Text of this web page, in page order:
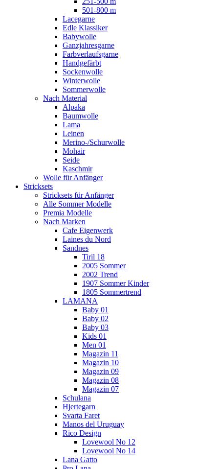
501-800 m
Lacegarne
Edle Klassiker
Babywolle
Ganzjahresgarne
Farbverlaufsgarne
Handgefärbt
Sockenwolle
Winterwolle
Sommerwolle
Nach Material
Alpaka
Baumwolle
Lama
Leinen
Merino-/Schurwolle
Mohair
Seide
Kaschmir
Wolle für Anfänger
Stricksets
Stricksets für Anfänger
Alle Sommer Modelle
Premia Modelle
Nach Marken
Cafe Eigenwerk
Laines du Nord
Sandnes
Tiril 18
2005 Sommer
2002 Trend
1907 Sommer Kinder
1805 Sommertrend
LAMANA
Baby 01
Baby 02
Baby 03
Kids 01
Men 01
Magazin 11
Magazin 10
Magazin 09
Magazin 08
Magazin 07
Schulana
Hjertegarn
Svarta Faret
Manos del Uruguay
Rico Design
Lovewool No 12
Lovewool No 14
Lana Gatto